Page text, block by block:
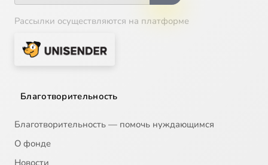
Рассылки осуществляются на платформе
Благотворительность
Благотворительность — помочь нуждающимся
О фонде